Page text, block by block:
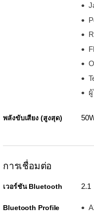
พลังขับเสียง (สูงสุด)
การเชื่อมต่อ
เวอร์ชัน Bluetooth 2.1
Bluetooth Profile